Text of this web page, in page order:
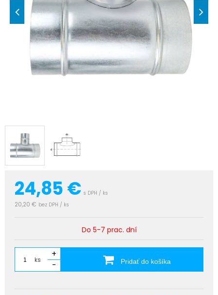
24,85€ s DPH / ks
20,20 € bez DPH / ks
Do 5-7 prac. dní
ks
+
-
Pridať do košíka